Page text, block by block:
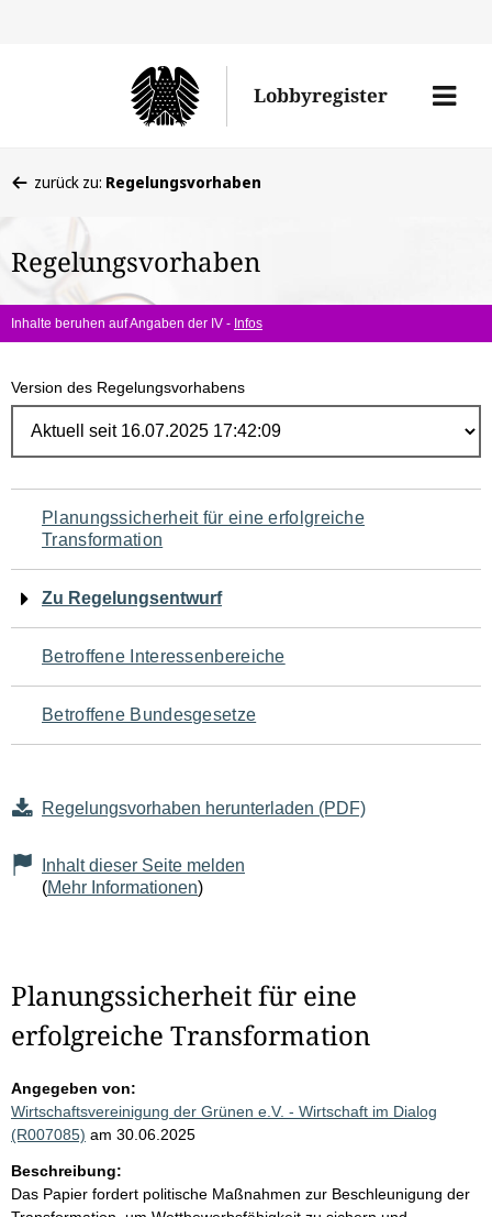
Lobbyregister
Menü
befinden
hier:
zurück zu: Regelungsvorhaben
Regelungsvorhaben
Inhalte beruhen auf Angaben der IV - Infos
Version des Regelungsvorhabens
Navigation
für
den
Seiteninhalt
Planungssicherheit für eine erfolgreiche
Transformation
Zu Regelungsentwurf
Betroffene Interessenbereiche
Betroffene Bundesgesetze
Regelungsvorhaben herunterladen (PDF)
Inhalt dieser Seite melden
(Mehr Informationen)
Planungssicherheit für eine
erfolgreiche Transformation
Angegeben von:
Wirtschaftsvereinigung der Grünen e.V. - Wirtschaft im Dialog
(R007085) am 30.06.2025
Beschreibung:
Das Papier fordert politische Maßnahmen zur Beschleunigung der